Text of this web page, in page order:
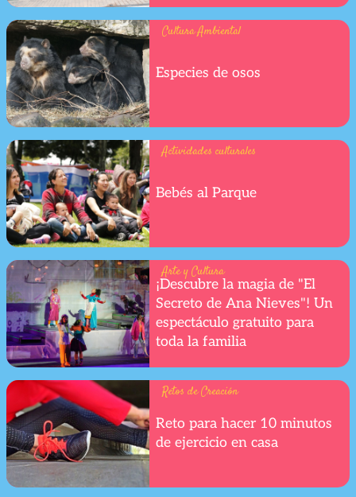
Cultura Ambiental
Especies de osos
Actividades culturales
Bebés al Parque
Arte y Cultura
¡Descubre la magia de "El
Secreto de Ana Nieves"! Un
espectáculo gratuito para
toda la familia
Retos de Creación
Reto para hacer 10 minutos
de ejercicio en casa